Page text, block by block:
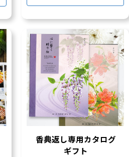
香典返し専用カタログ
ギフト